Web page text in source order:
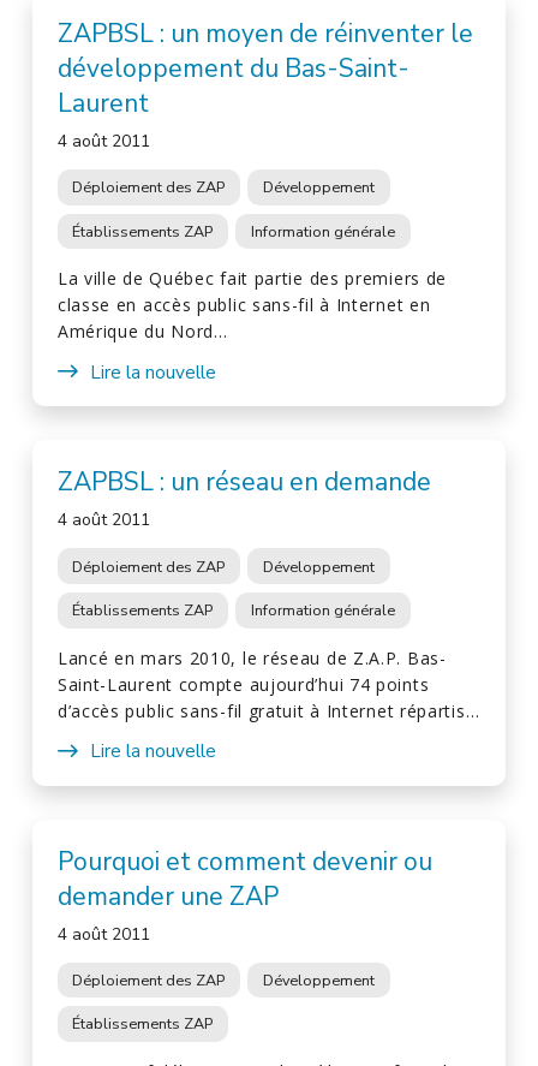
ZAPBSL : un moyen de réinventer le
développement du Bas-Saint-
Laurent
4 août 2011
Déploiement des ZAP Développement
Établissements ZAP Information générale
La ville de Québec fait partie des premiers de
classe en accès public sans-fil à Internet en
Amérique du Nord…
Lire la nouvelle
ZAPBSL : un réseau en demande
4 août 2011
Déploiement des ZAP Développement
Établissements ZAP Information générale
Lancé en mars 2010, le réseau de Z.A.P. Bas-
Saint-Laurent compte aujourd’hui 74 points
d’accès public sans-fil gratuit à Internet répartis…
Lire la nouvelle
Pourquoi et comment devenir ou
demander une ZAP
4 août 2011
Déploiement des ZAP Développement
Établissements ZAP